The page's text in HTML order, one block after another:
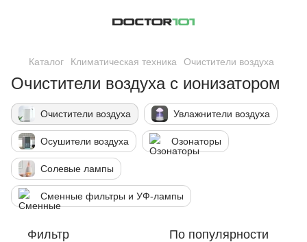
Каталог Климатическая техника Очистители воздуха
Очистители воздуха с ионизатором
Очистители воздуха Увлажнители воздуха
Осушители воздуха Озонаторы
Солевые лампы
Сменные фильтры и УФ-лампы
Фильтр По популярности